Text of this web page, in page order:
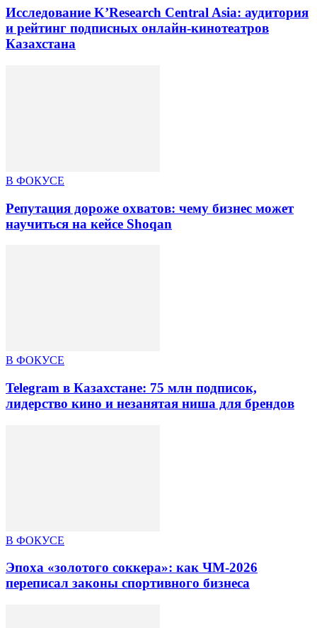
Исследование K’Research Central Asia: аудитория
и рейтинг подписных онлайн-кинотеатров
Казахстана
В ФОКУСЕ
Репутация дороже охватов: чему бизнес может
научиться на кейсе Shoqan
В ФОКУСЕ
Telegram в Казахстане: 75 млн подписок,
лидерство кино и незанятая ниша для брендов
В ФОКУСЕ
Эпоха «золотого соккера»: как ЧМ-2026
переписал законы спортивного бизнеса